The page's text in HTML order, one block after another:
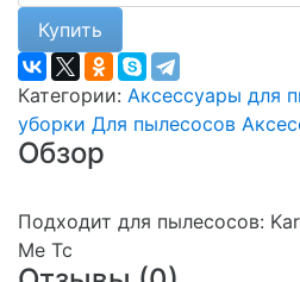
Купить
Категории: Аксессуары для
уборки Для пылесосов
Обзор
Подходит для пылесосов:
Me Tc